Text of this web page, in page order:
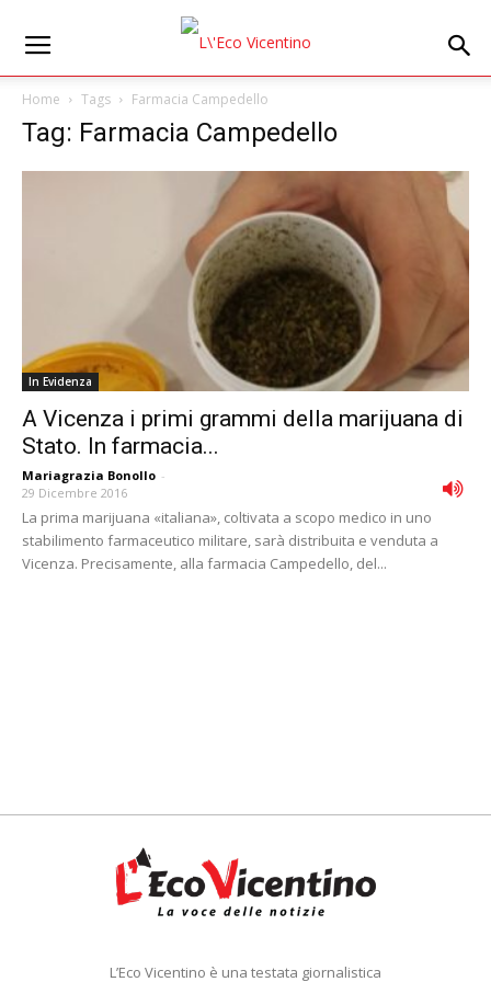
Home Tags Farmacia Campedello
Tag: Farmacia Campedello
In Evidenza
A Vicenza i primi grammi della marijuana di
Stato. In farmacia...
Mariagrazia Bonollo -
29 Dicembre 2016
La prima marijuana «italiana», coltivata a scopo medico in uno
stabilimento farmaceutico militare, sarà distribuita e venduta a
Vicenza. Precisamente, alla farmacia Campedello, del...
L’Eco Vicentino è una testata giornalistica